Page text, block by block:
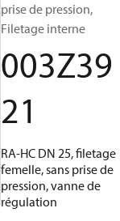
prise de pression,
Filetage interne
003Z39
21
RA-HC DN 25, filetage
femelle, sans prise de
pression, vanne de
régulation